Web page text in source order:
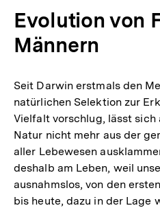
Evolution von
Männern
Seit Darwin erstmals den
natürlichen Selektion zur
Vielfalt vorschlug, lässt sich
Natur nicht mehr aus der
aller Lebewesen
deshalb am Leben, weil
ausnahmslos, von den
bis heute, dazu in der Lage